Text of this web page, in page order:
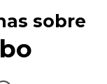
sobre